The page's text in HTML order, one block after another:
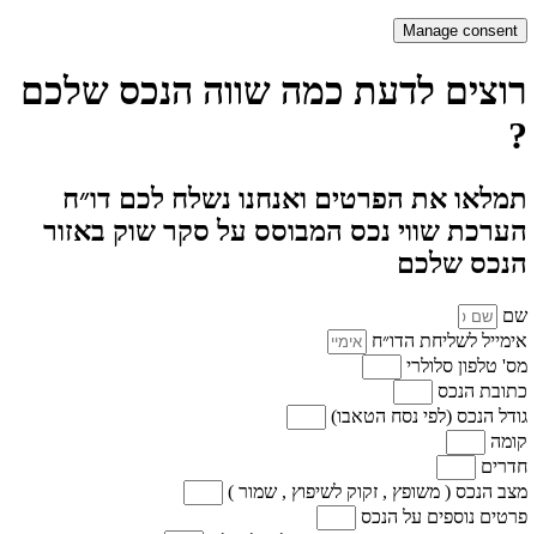
Manage consent
רוצים לדעת כמה שווה הנכס שלכם
?
תמלאו את הפרטים ואנחנו נשלח לכם דו״ח
הערכת שווי נכס המבוסס על סקר שוק באזור
הנכס שלכם
שם
אימייל לשליחת הדו״ח
מס' טלפון סלולרי
כתובת הנכס
גודל הנכס (לפי נסח הטאבו)
קומה
חדרים
מצב הנכס ( משופץ , זקוק לשיפוץ , שמור )
פרטים נוספים על הנכס